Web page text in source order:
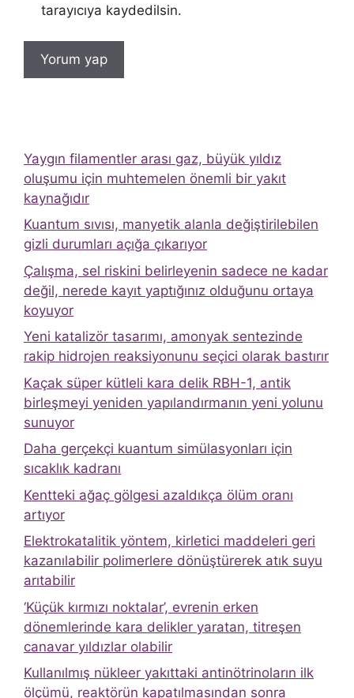
tarayıcıya kaydedilsin.
Yaygın filamentler arası gaz, büyük yıldız
oluşumu için muhtemelen önemli bir yakıt
kaynağıdır
Kuantum sıvısı, manyetik alanla değiştirilebilen
gizli durumları açığa çıkarıyor
Çalışma, sel riskini belirleyenin sadece ne kadar
değil, nerede kayıt yaptığınız olduğunu ortaya
koyuyor
Yeni katalizör tasarımı, amonyak sentezinde
rakip hidrojen reaksiyonunu seçici olarak bastırır
Kaçak süper kütleli kara delik RBH-1, antik
birleşmeyi yeniden yapılandırmanın yeni yolunu
sunuyor
Daha gerçekçi kuantum simülasyonları için
sıcaklık kadranı
Kentteki ağaç gölgesi azaldıkça ölüm oranı
artıyor
Elektrokatalitik yöntem, kirletici maddeleri geri
kazanılabilir polimerlere dönüştürerek atık suyu
arıtabilir
‘Küçük kırmızı noktalar’, evrenin erken
dönemlerinde kara delikler yaratan, titreşen
canavar yıldızlar olabilir
Kullanılmış nükleer yakıttaki antinötrinoların ilk
ölçümü, reaktörün kapatılmasından sonra